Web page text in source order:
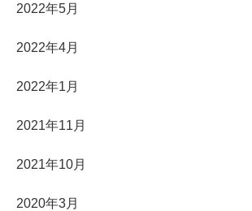
2022年5月
2022年4月
2022年1月
2021年11月
2021年10月
2020年3月